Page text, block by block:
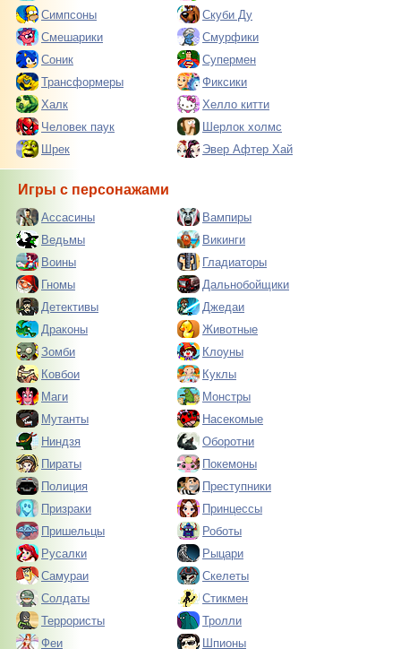
Симпсоны
Скуби Ду
Смешарики
Смурфики
Соник
Супермен
Трансформеры
Фиксики
Халк
Хелло китти
Человек паук
Шерлок холмс
Шрек
Эвер Афтер Хай
Игры с персонажами
Ассасины
Вампиры
Ведьмы
Викинги
Воины
Гладиаторы
Гномы
Дальнобойщики
Детективы
Джедаи
Драконы
Животные
Зомби
Клоуны
Ковбои
Куклы
Маги
Монстры
Мутанты
Насекомые
Ниндзя
Оборотни
Пираты
Покемоны
Полиция
Преступники
Призраки
Принцессы
Пришельцы
Роботы
Русалки
Рыцари
Самураи
Скелеты
Солдаты
Стикмен
Террористы
Тролли
Феи
Шпионы